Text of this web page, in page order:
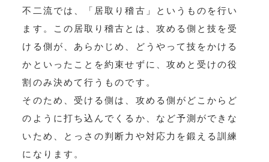
不二流では、「居取り稽古」というものを行い
ます。この居取り稽古とは、攻める側と技を受
ける側が、あらかじめ、どうやって技をかける
かといったことを約束せずに、攻めと受けの役
割のみ決めて行うものです。
そのため、受ける側は、攻める側がどこからど
のように打ち込んでくるか、など予測ができな
いため、とっさの判断力や対応力を鍛える訓練
になります。